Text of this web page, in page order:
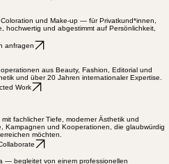
und Make-up — für Privatkund*innen,
hochwertig und abgestimmt auf Persönlichkeit,
anfragen
aus Beauty, Fashion, Editorial und
und über 20 Jahren internationaler Expertise.
Work
fachlicher Tiefe, moderner Ästhetik und
Kampagnen und Kooperationen, die glaubwürdig
möchten.
— begleitet von einem professionellen